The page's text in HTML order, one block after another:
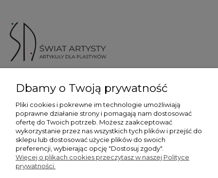
Więcej informacji
Płatność i dostawa
Dbamy o Twoją prywatność
Pliki cookies i pokrewne im technologie umożliwiają
poprawne działanie strony i pomagają nam dostosować
ofertę do Twoich potrzeb. Możesz zaakceptować
wykorzystanie przez nas wszystkich tych plików i przejść do
sklepu lub dostosować użycie plików do swoich
preferencji, wybierając opcję "Dostosuj zgody".
Więcej o plikach cookies przeczytasz w naszej Polityce
prywatności.